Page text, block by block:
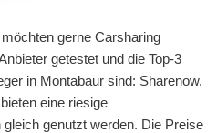
gerne Carsharing
getestet und die Top-3
in Montabaur sind: Sharenow,
eine riesige
genutzt werden. Die Preise